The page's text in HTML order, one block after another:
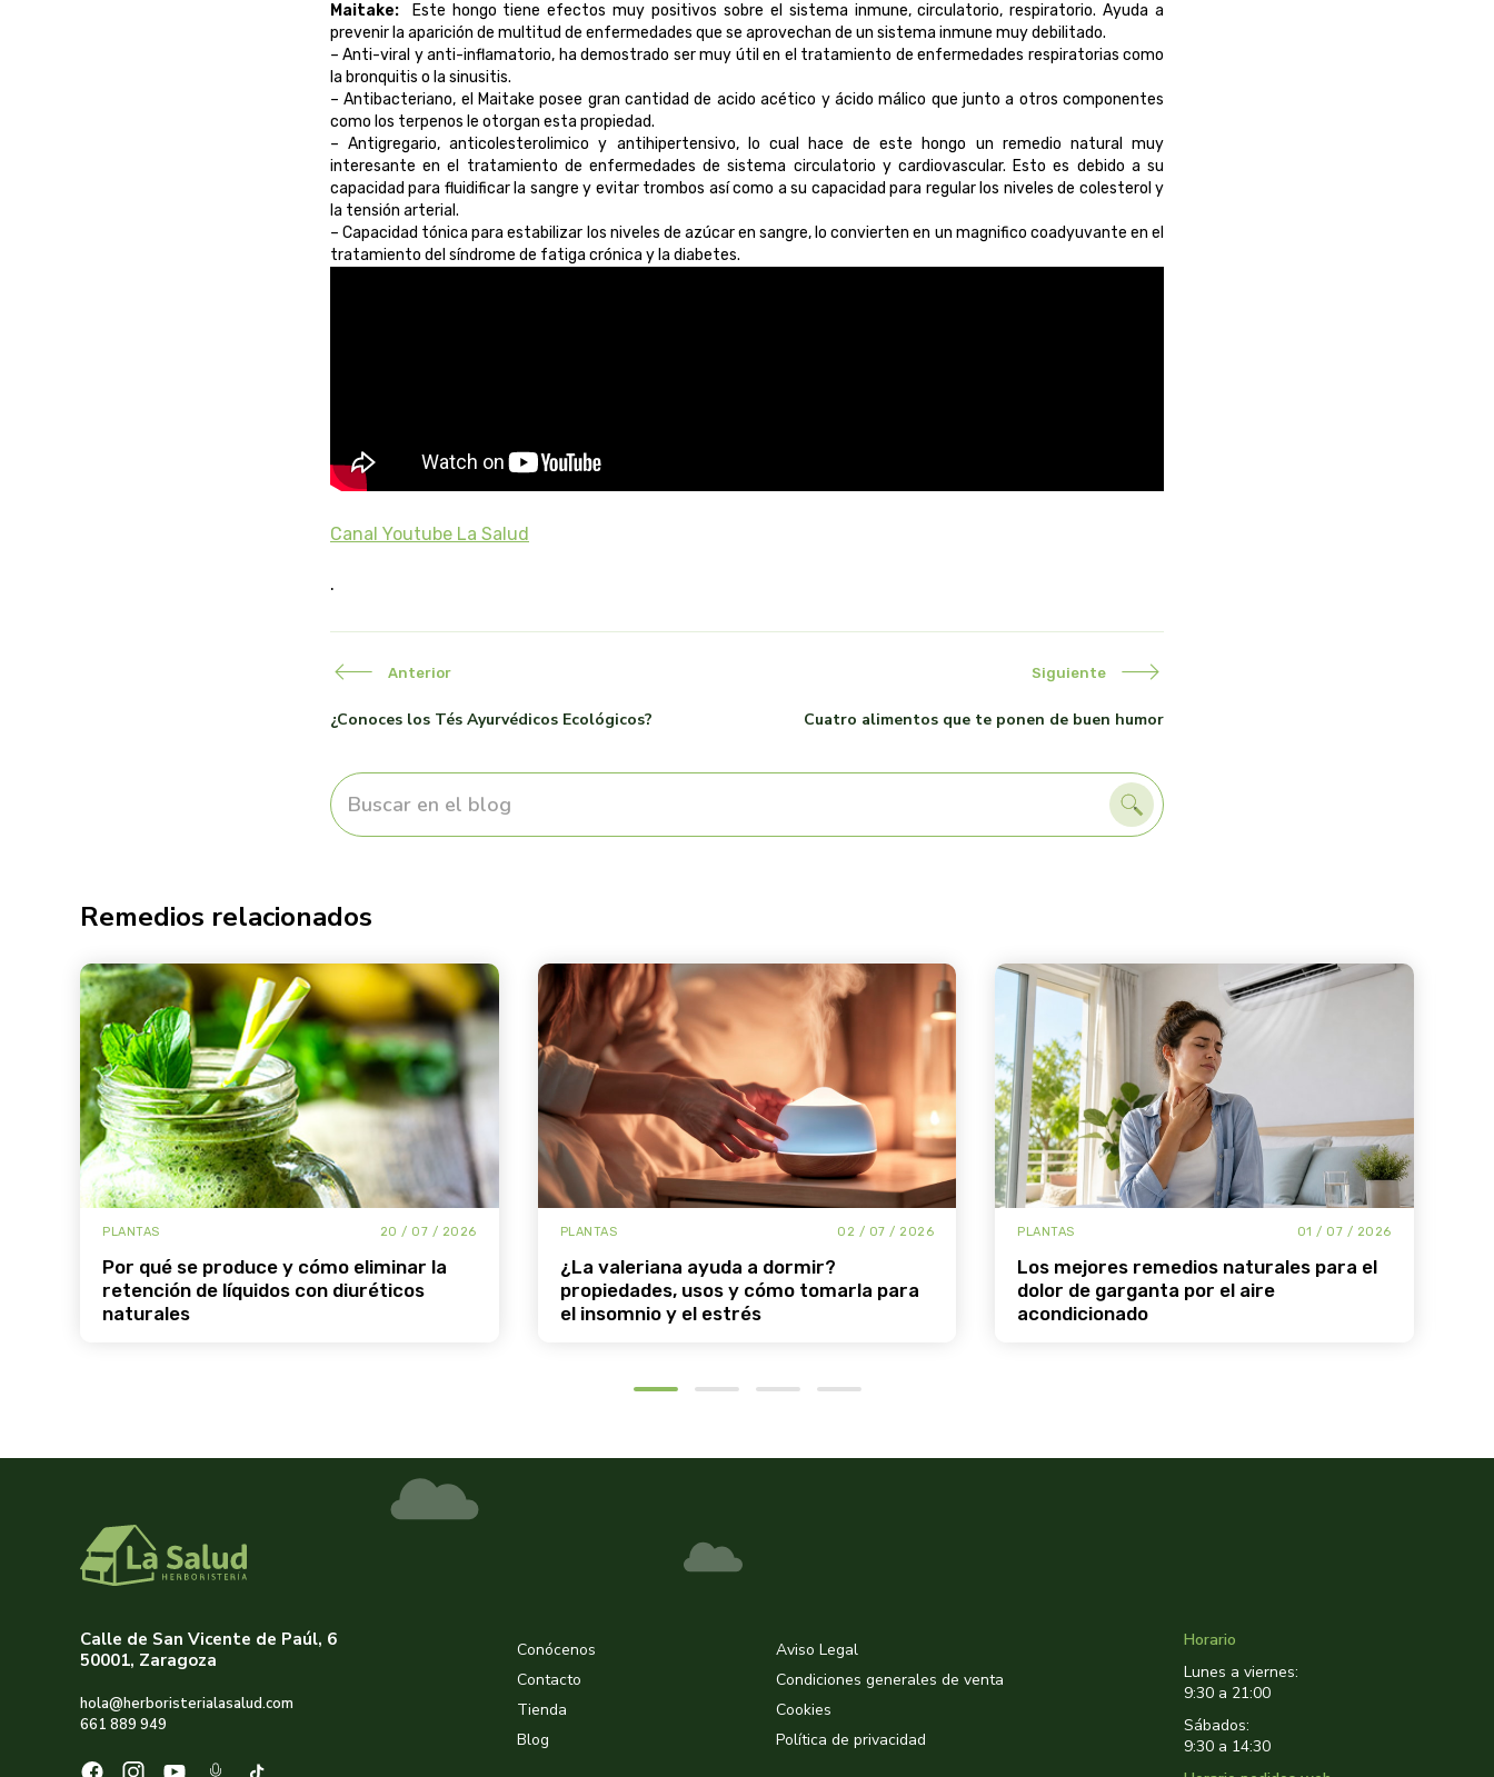
Maitake: Este hongo tiene efectos muy positivos sobre el sistema inmune, circulatorio, respiratorio. Ayuda a
prevenir la aparición de multitud de enfermedades que se aprovechan de un sistema inmune muy debilitado.
– Anti-viral y anti-inflamatorio, ha demostrado ser muy útil en el tratamiento de enfermedades respiratorias como
la bronquitis o la sinusitis.
– Antibacteriano, el Maitake posee gran cantidad de acido acético y ácido málico que junto a otros componentes
como los terpenos le otorgan esta propiedad.
– Antigregario, anticolesterolimico y antihipertensivo, lo cual hace de este hongo un remedio natural muy
interesante en el tratamiento de enfermedades de sistema circulatorio y cardiovascular. Esto es debido a su
capacidad para fluidificar la sangre y evitar trombos así como a su capacidad para regular los niveles de colesterol y
la tensión arterial.
– Capacidad tónica para estabilizar los niveles de azúcar en sangre, lo convierten en un magnifico coadyuvante en el
tratamiento del síndrome de fatiga crónica y la diabetes.
Canal Youtube La Salud
.
Anterior
¿Conoces los Tés Ayurvédicos Ecológicos?
Siguiente
Cuatro alimentos que te ponen de buen humor
Remedios relacionados
PLANTAS 20 / 07 / 2026
por qué se produce y cómo eliminar la
retención de líquidos con diuréticos
naturales
PLANTAS 02 / 07 / 2026
¿la valeriana ayuda a dormir?
propiedades, usos y cómo tomarla para
el insomnio y el estrés
PLANTAS 01 / 07 / 2026
los mejores remedios naturales para el
dolor de garganta por el aire
acondicionado
Calle de San Vicente de Paúl, 6
50001, Zaragoza
hola@herboristerialasalud.com
661 889 949
Conócenos
Contacto
Tienda
Blog
Aviso Legal
Condiciones generales de venta
Cookies
Política de privacidad
Horario
Lunes a viernes:
9:30 a 21:00
Sábados:
9:30 a 14:30